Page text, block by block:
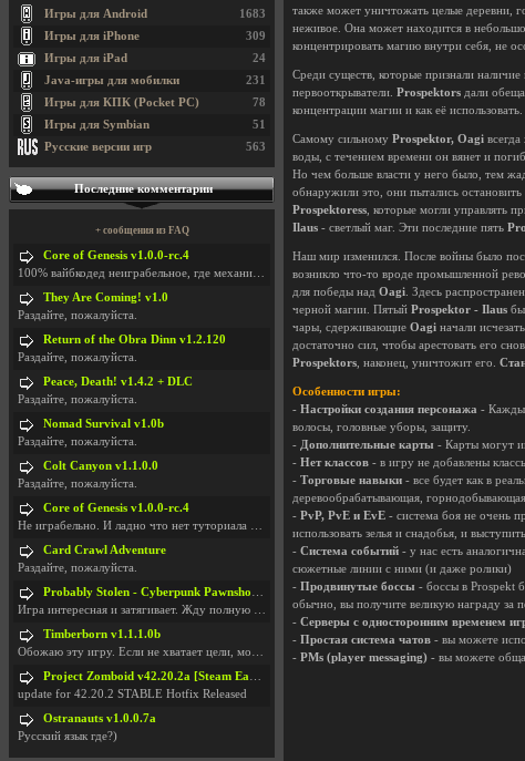
также может уничтожать целые деревни,
неживое. Она может находится в
концентрировать магию внутри себя, не
Среди существ, которые признали
первооткрыватели. Prospektors дали
концентрации магии и как её
Самому сильному Prospektor, Oagi
воды, с течением времени он вянет и
Но чем больше власти у него было, тем
обнаружили это, они пытались
Prospektoress , которые могли управлять
Ilaus - светлый маг. Эти последние пять
Наш мир изменился. После войны было
возникло что-то вроде промышленной
для победы над Oagi . Здесь
черной магии. Пятый Prospektor - Ilaus
чары, сдерживающие Oagi начали
достаточно сил, чтобы арестовать его
Prospektors , наконец, уничтожит его.
Особенности игры:
- Настройки создания персонажа -
волосы, головные уборы, защиту.
- Дополнительные карты - Карты могут
- Нет классов - в игру не добавлены
- Торговые навыки - все будет как в
деревообрабатывающая,
- PvP, PvE и EvE - система боя не очень
использовать зелья и снадобья, и
- Система событий - у нас есть
сюжетные линии с ними (и даже ролики)
- Продвинутые боссы - боссы в Prospekt
обычно, вы получите великую награду за
- Серверы с односторонним временем
- Простая система чатов - вы можете
- PMs (player messaging) - вы можете
1683
Игры для Android
309
Игры для iPhone
24
Игры для iPad
231
Java-игры для мобилки
78
Игры для КПК (Pocket PC)
51
Игры для Symbian
563
Русские версии игр
Последние комментарии
+ сообщения из FAQ
Core of Genesis v1.0.0-rc.4
100% вайбкодед неиграбельное, где механики знает т
They Are Coming! v1.0
Раздайте, пожалуйста.
Return of the Obra Dinn v1.2.120
Раздайте, пожалуйста.
Peace, Death! v1.4.2 + DLC
Раздайте, пожалуйста.
Nomad Survival v1.0b
Раздайте, пожалуйста.
Colt Canyon v1.1.0.0
Раздайте, пожалуйста.
Core of Genesis v1.0.0-rc.4
Не играбельно. И ладно что нет туториала и ничего
Card Crawl Adventure
Раздайте, пожалуйста.
Probably Stolen - Cyberpunk Pawnshop Simulator v048c [Playtest]
Игра интересная и затягивает. Жду полную версию, т
Timberborn v1.1.1.0b
Обожаю эту игру. Если не хватает цели, можно чудо
Project Zomboid v42.20.2a [Steam Early Access]
update for 42.20.2 STABLE Hotfix Released
Ostranauts v1.0.0.7a
Русский язык где?)